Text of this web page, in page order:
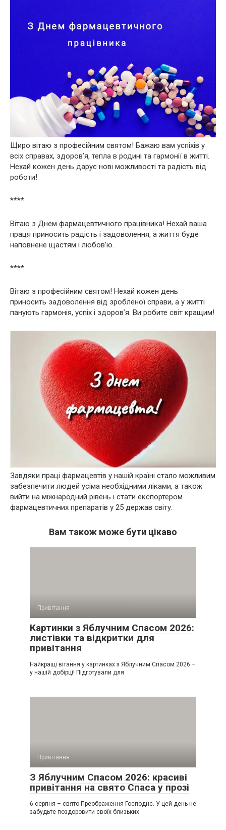
Щиро вітаю з професійним святом! Бажаю вам успіхів у
всіх справах, здоров’я, тепла в родині та гармонії в житті.
Нехай кожен день дарує нові можливості та радість від
роботи!
****
Вітаю з Днем фармацевтичного працівника! Нехай ваша
праця приносить радість і задоволення, а життя буде
наповнене щастям і любов’ю.
****
Вітаю з професійним святом! Нехай кожен день
приносить задоволення від зробленої справи, а у житті
панують гармонія, успіх і здоров’я. Ви робите світ кращим!
Завдяки праці фармацевтів у нашій країні стало можливим
забезпечити людей усіма необхідними ліками, а також
вийти на міжнародний рівень і стати експортером
фармацевтичних препаратів у 25 держав світу.
Вам також може бути цікаво
Привітання
Картинки з Яблучним Спасом 2026:
листівки та відкритки для
привітання
Найкращі вітання у картинках з Яблучним Спасом 2026 –
у нашій добірці! Підготували для
Привітання
З Яблучним Спасом 2026: красиві
привітання на свято Спаса у прозі
6 серпня – свято Преображення Господнє. У цей день не
забудьте поздоровити своїх близьких